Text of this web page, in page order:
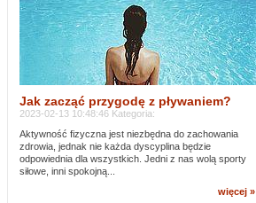
Jak zacząć przygodę z pływaniem?
2023-02-13 10:48:46 Kategoria:
Aktywność fizyczna jest niezbędna do zachowania
zdrowia, jednak nie każda dyscyplina będzie
odpowiednia dla wszystkich. Jedni z nas wolą sporty
siłowe, inni spokojną...
więcej »